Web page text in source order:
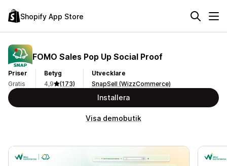
Shopify App Store
FOMO Sales Pop Up Social Proof
Priser
Gratis
Betyg
4,9
(173)
Utvecklare
SnapSell (WizzCommerce)
Installera
Visa demobutik